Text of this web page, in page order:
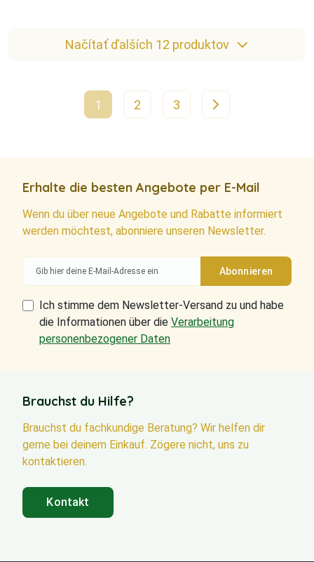
Načítať ďalších 12 produktov
1 2 3
Erhalte die besten Angebote per E-Mail
Wenn du über neue Angebote und Rabatte informiert
werden möchtest, abonniere unseren Newsletter.
Ich stimme dem Newsletter-Versand zu und habe
die Informationen über die Verarbeitung
personenbezogener Daten
Brauchst du Hilfe?
Brauchst du fachkundige Beratung? Wir helfen dir
gerne bei deinem Einkauf. Zögere nicht, uns zu
kontaktieren.
Kontakt